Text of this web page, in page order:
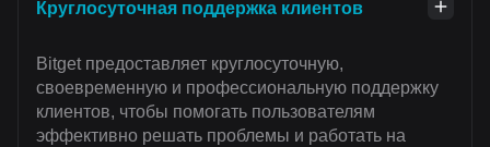
Круглосуточная поддержка клиентов
Bitget предоставляет круглосуточную,
своевременную и профессиональную поддержку
клиентов, чтобы помогать пользователям
эффективно решать проблемы и работать на